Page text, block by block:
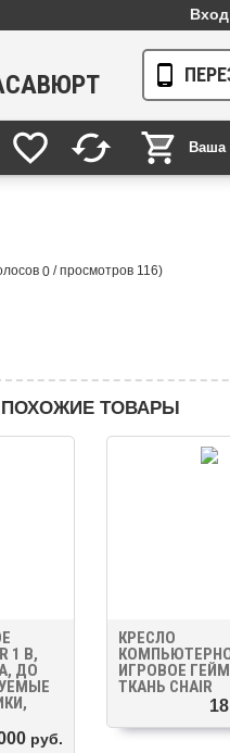
Вход
Ваша
0 / просмотров 116)
ПОХОЖИЕ ТОВАРЫ
1 B,
ДО
руб.
КРЕСЛО
ИГРОВОЕ
ТКАНЬ CHAIR